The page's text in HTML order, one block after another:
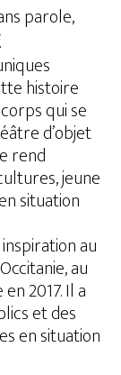
parole,
histoire
qui se
d’objet
rend
jeune
situation
au
au
2017. Il a
et des
en situation